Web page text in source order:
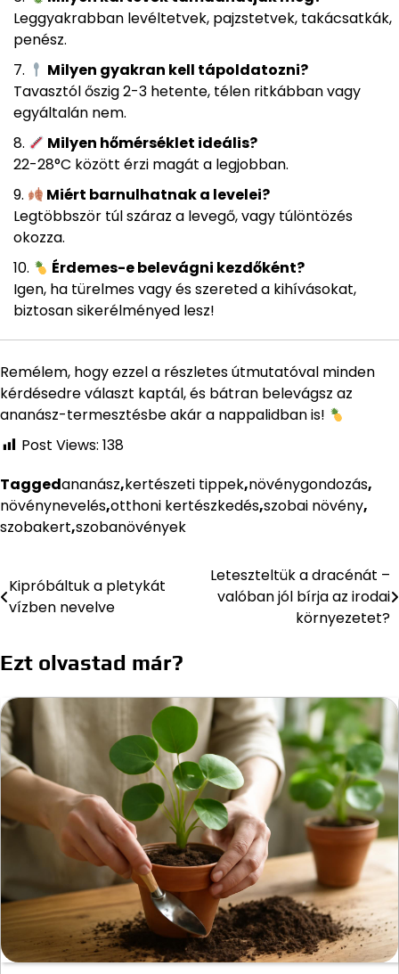
Leggyakrabban levéltetvek, pajzstetvek, takácsatkák,
penész.
Milyen gyakran kell tápoldatozni?
Tavasztól őszig 2-3 hetente, télen ritkábban vagy
egyáltalán nem.
Milyen hőmérséklet ideális?
22-28°C között érzi magát a legjobban.
Miért barnulhatnak a levelei?
Legtöbbször túl száraz a levegő, vagy túlöntözés
okozza.
Érdemes-e belevágni kezdőként?
Igen, ha türelmes vagy és szereted a kihívásokat,
biztosan sikerélményed lesz!
Remélem, hogy ezzel a részletes útmutatóval minden
kérdésedre választ kaptál, és bátran belevágsz az
ananász-termesztésbe akár a nappalidban is!
Post Views: 138
Taggedananász,kertészeti tippek,növénygondozás,
növénynevelés,otthoni kertészkedés,szobai növény,
szobakert,szobanövények
Bejegyzés
navigáció
Kipróbáltuk a pletykát
vízben nevelve
Leteszteltük a dracénát –
valóban jól bírja az irodai
környezetet?
Ezt olvastad már?